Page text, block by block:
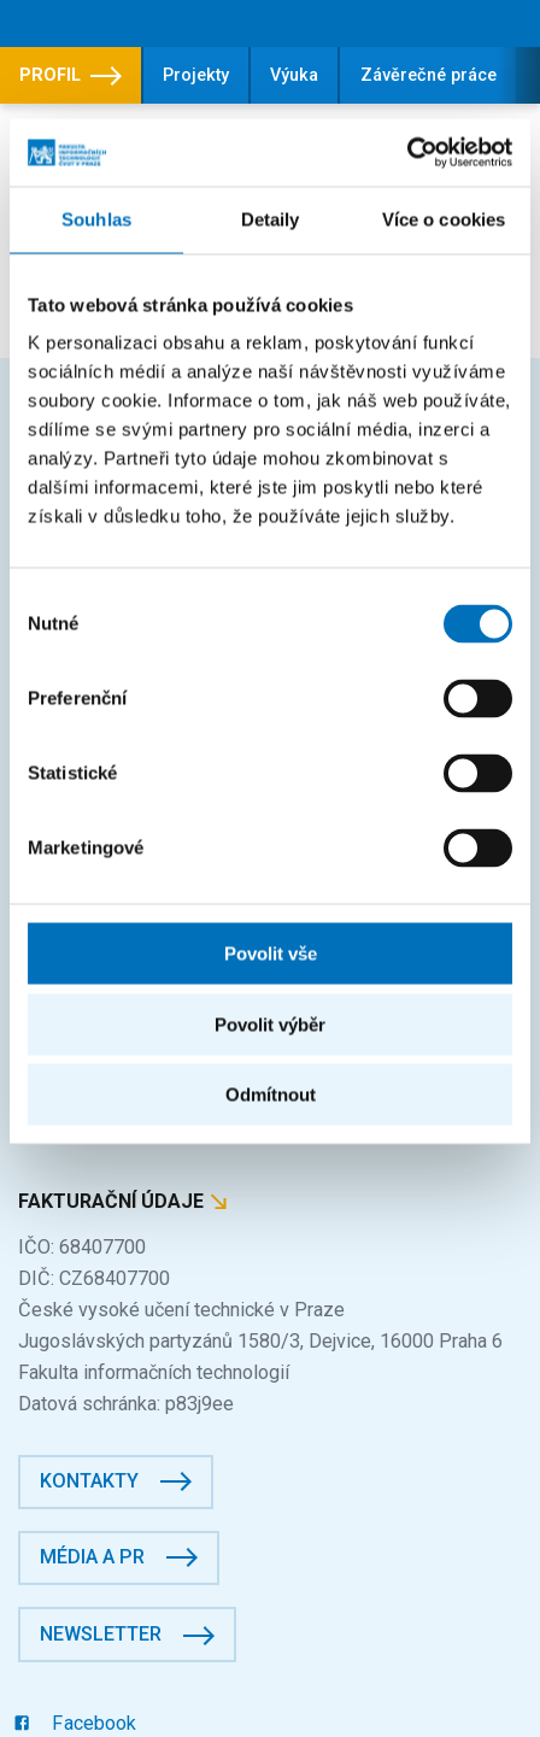
Souhlas Detaily Více o cookies
Tato webová stránka používá cookies
K personalizaci obsahu a reklam, poskytování funkcí
sociálních médií a analýze naší návštěvnosti využíváme
soubory cookie. Informace o tom, jak náš web používáte,
sdílíme se svými partnery pro sociální média, inzerci a
analýzy. Partneři tyto údaje mohou zkombinovat s
dalšími informacemi, které jste jim poskytli nebo které
získali v důsledku toho, že používáte jejich služby.
souhlasu
Nutné
Preferenční
Statistické
Marketingové
Povolit vše
Povolit výběr
Odmítnout
PROFIL Projekty Výuka Závěrečné práce
zaměstnanec
ČASTO HLEDÁTE
Harmonogram akademického roku
Studijní oddělení
Rozcestník systémů
Courses
FAKTURAČNÍ ÚDAJE
IČO: 68407700
DIČ: CZ68407700
České vysoké učení technické v Praze
Jugoslávských partyzánů 1580/3, Dejvice, 16000 Praha 6
Fakulta informačních technologií
Datová schránka: p83j9ee
KONTAKTY
MÉDIA A PR
NEWSLETTER
Facebook